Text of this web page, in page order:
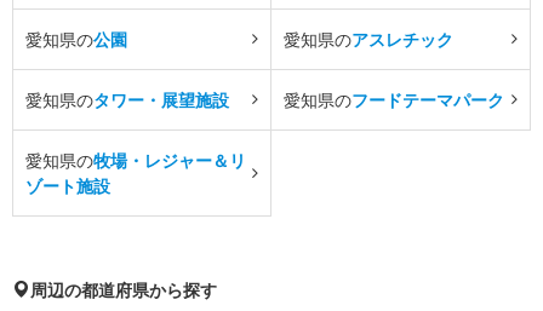
愛知県の公園 愛知県のアスレチック
愛知県のタワー・展望施設 愛知県のフードテーマパーク
愛知県の牧場・レジャー＆リ
ゾート施設
周辺の都道府県から探す